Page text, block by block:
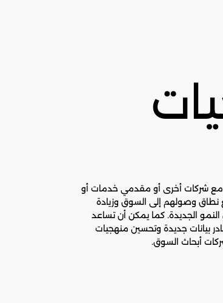
مع شركات أخرى أو مقدمي خدمات أو
وصولهم إلى السوق وزيادة
الجديدة. كما يمكن أن تساعد
بيانات جديدة وتحسين منهجيات
أبحاث السوق.